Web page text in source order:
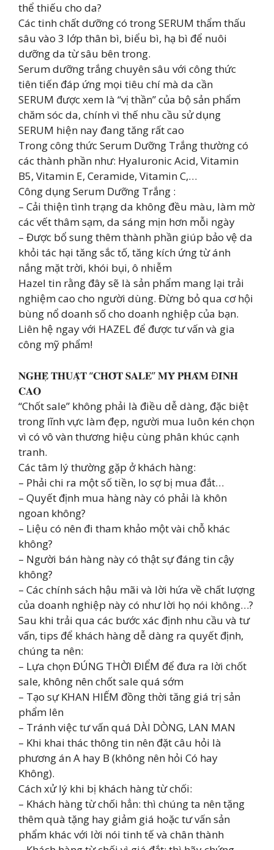
thể thiếu cho da?
Các tinh chất dưỡng có trong SERUM thẩm thấu
sâu vào 3 lớp thân bì, biểu bì, hạ bì để nuôi
dưỡng da từ sâu bên trong.
Serum dưỡng trắng chuyên sâu với công thức
tiên tiến đáp ứng mọi tiêu chí mà da cần
SERUM được xem là “vị thần” của bộ sản phẩm
chăm sóc da, chính vì thế nhu cầu sử dụng
SERUM hiện nay đang tăng rất cao
Trong công thức Serum Dưỡng Trắng thường có
các thành phần như: Hyaluronic Acid, Vitamin
B5, Vitamin E, Ceramide, Vitamin C,…
Công dụng Serum Dưỡng Trắng :
– Cải thiện tình trạng da không đều màu, làm mờ
các vết thâm sạm, da sáng mịn hơn mỗi ngày
– Được bổ sung thêm thành phần giúp bảo vệ da
khỏi tác hại tăng sắc tố, tăng kích ứng từ ánh
nắng mặt trời, khói bụi, ô nhiễm
Hazel tin rằng đây sẽ là sản phẩm mang lại trải
nghiệm cao cho người dùng. Đừng bỏ qua cơ hội
bùng nổ doanh số cho doanh nghiệp của bạn.
Liên hệ ngay với HAZEL để được tư vấn và gia
công mỹ phẩm!
𝐍𝐆𝐇𝐄̣̂ 𝐓𝐇𝐔𝐀̣̂𝐓 “𝐂𝐇𝐎̂́𝐓 𝐒𝐀𝐋𝐄” 𝐌𝐘̃ 𝐏𝐇𝐀̂̉𝐌 Đ𝐈̉𝐍𝐇
𝐂𝐀𝐎
“Chốt sale” không phải là điều dễ dàng, đặc biệt
trong lĩnh vực làm đẹp, người mua luôn kén chọn
vì có vô vàn thương hiệu cùng phân khúc cạnh
tranh.
Các tâm lý thường gặp ở khách hàng:
– Phải chi ra một số tiền, lo sợ bị mua đắt…
– Quyết định mua hàng này có phải là khôn
ngoan không?
– Liệu có nên đi tham khảo một vài chỗ khác
không?
– Người bán hàng này có thật sự đáng tin cậy
không?
– Các chính sách hậu mãi và lời hứa về chất lượng
của doanh nghiệp này có như lời họ nói không…?
Sau khi trải qua các bước xác định nhu cầu và tư
vấn, tips để khách hàng dễ dàng ra quyết định,
chúng ta nên:
– Lựa chọn ĐÚNG THỜI ĐIỂM để đưa ra lời chốt
sale, không nên chốt sale quá sớm
– Tạo sự KHAN HIẾM đồng thời tăng giá trị sản
phẩm lên
– Tránh việc tư vấn quá DÀI DÒNG, LAN MAN
– Khi khai thác thông tin nên đặt câu hỏi là
phương án A hay B (không nên hỏi Có hay
Không).
Cách xử lý khi bị khách hàng từ chối:
– Khách hàng từ chối hẳn: thì chúng ta nên tặng
thêm quà tặng hay giảm giá hoặc tư vấn sản
phẩm khác với lời nói tinh tế và chân thành